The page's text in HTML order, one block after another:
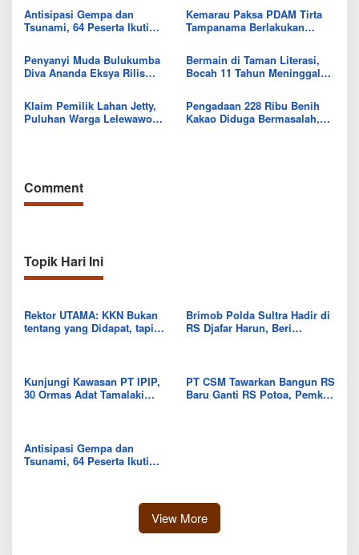
Antisipasi Gempa dan
Tsunami, 64 Peserta Ikuti
Kemarau Paksa PDAM Tirta
Tampanama Berlakukan
Penyanyi Muda Bulukumba
Diva Ananda Eksya Rilis
Bermain di Taman Literasi,
Bocah 11 Tahun Meninggal
Klaim Pemilik Lahan Jetty,
Puluhan Warga Lelewawo
Pengadaan 228 Ribu Benih
Kakao Diduga Bermasalah,
Comment
Topik Hari Ini
Rektor UTAMA: KKN Bukan
tentang yang Didapat, tapi
Brimob Polda Sultra Hadir di
RS Djafar Harun, Beri
Kunjungi Kawasan PT IPIP,
30 Ormas Adat Tamalaki
PT CSM Tawarkan Bangun RS
Baru Ganti RS Potoa, Pemkab
Antisipasi Gempa dan
Tsunami, 64 Peserta Ikuti
View More